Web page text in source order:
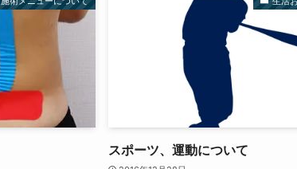
スポーツ、運動について